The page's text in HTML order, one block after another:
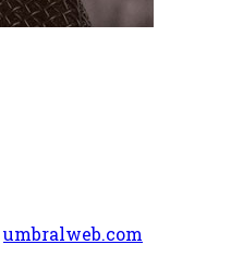
umbralweb.com